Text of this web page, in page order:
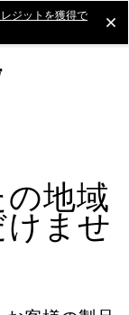
ジットを獲得で
地域
ませ